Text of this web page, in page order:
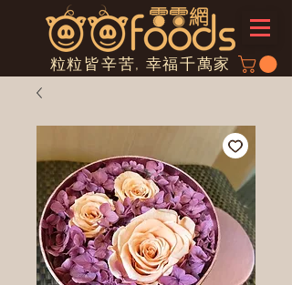
粒粒皆辛苦, 幸福千萬家